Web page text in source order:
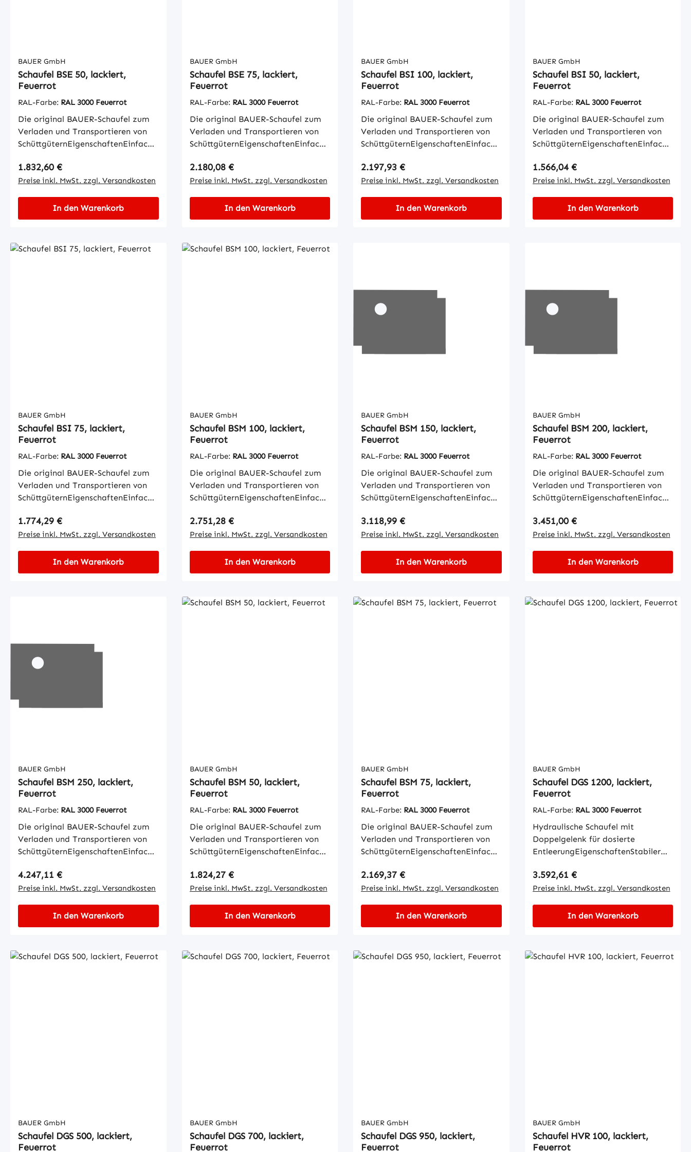
BAUER GmbH
Schaufel BSE 50, lackiert,
Feuerrot
RAL-Farbe: RAL 3000 Feuerrot
Die original BAUER-Schaufel zum
Verladen und Transportieren von
SchüttgüternEigenschaftenEinfache
in jeder Höhe per Seilzug vom
StaplersitzWannenblech mit
RandprofilSchürfleiste aus
SpezialstahlStabiler
unbeabsichtigtes Abrutschen und
AbkippenMechanisch
Regulärer Preis:
1.832,60 €
Preise inkl. MwSt. zzgl. Versandkosten
In den Warenkorb
BAUER GmbH
Schaufel BSE 75, lackiert,
Feuerrot
RAL-Farbe: RAL 3000 Feuerrot
Die original BAUER-Schaufel zum
Verladen und Transportieren von
SchüttgüternEigenschaftenEinfache
in jeder Höhe per Seilzug vom
StaplersitzWannenblech mit
RandprofilSchürfleiste aus
SpezialstahlStabiler
unbeabsichtigtes Abrutschen und
AbkippenMechanisch
Regulärer Preis:
2.180,08 €
Preise inkl. MwSt. zzgl. Versandkosten
In den Warenkorb
BAUER GmbH
Schaufel BSI 100, lackiert,
Feuerrot
RAL-Farbe: RAL 3000 Feuerrot
Die original BAUER-Schaufel zum
Verladen und Transportieren von
SchüttgüternEigenschaftenEinfache
in jeder Höhe per Seilzug vom
StaplersitzWannenblech mit
RandprofilSchürfleiste aus
SpezialstahlStabiler
Regulärer Preis:
2.197,93 €
Preise inkl. MwSt. zzgl. Versandkosten
In den Warenkorb
BAUER GmbH
Schaufel BSI 50, lackiert,
Feuerrot
RAL-Farbe: RAL 3000 Feuerrot
Die original BAUER-Schaufel zum
Verladen und Transportieren von
SchüttgüternEigenschaftenEinfache
in jeder Höhe per Seilzug vom
StaplersitzWannenblech mit
RandprofilSchürfleiste aus
SpezialstahlStabiler
Regulärer Preis:
1.566,04 €
Preise inkl. MwSt. zzgl. Versandkosten
In den Warenkorb
BAUER GmbH
Schaufel BSI 75, lackiert,
Feuerrot
RAL-Farbe: RAL 3000 Feuerrot
Die original BAUER-Schaufel zum
Verladen und Transportieren von
SchüttgüternEigenschaftenEinfache
in jeder Höhe per Seilzug vom
StaplersitzWannenblech mit
RandprofilSchürfleiste aus
SpezialstahlStabiler
Regulärer Preis:
1.774,29 €
Preise inkl. MwSt. zzgl. Versandkosten
In den Warenkorb
BAUER GmbH
Schaufel BSM 100, lackiert,
Feuerrot
RAL-Farbe: RAL 3000 Feuerrot
Die original BAUER-Schaufel zum
Verladen und Transportieren von
SchüttgüternEigenschaftenEinfache
in jeder Höhe per Seilzug vom
StaplersitzWannenblech mit
RandprofilSchürfleiste aus
SpezialstahlStabiler
unbeabsichtigtes Abrutschen und
AbkippenMechanisch, mit
Regulärer Preis:
2.751,28 €
Preise inkl. MwSt. zzgl. Versandkosten
In den Warenkorb
BAUER GmbH
Schaufel BSM 150, lackiert,
Feuerrot
RAL-Farbe: RAL 3000 Feuerrot
Die original BAUER-Schaufel zum
Verladen und Transportieren von
SchüttgüternEigenschaftenEinfache
in jeder Höhe per Seilzug vom
StaplersitzWannenblech mit
RandprofilSchürfleiste aus
SpezialstahlStabiler
unbeabsichtigtes Abrutschen und
AbkippenMechanisch, mit
Regulärer Preis:
3.118,99 €
Preise inkl. MwSt. zzgl. Versandkosten
In den Warenkorb
BAUER GmbH
Schaufel BSM 200, lackiert,
Feuerrot
RAL-Farbe: RAL 3000 Feuerrot
Die original BAUER-Schaufel zum
Verladen und Transportieren von
SchüttgüternEigenschaftenEinfache
in jeder Höhe per Seilzug vom
StaplersitzWannenblech mit
RandprofilSchürfleiste aus
SpezialstahlStabiler
unbeabsichtigtes Abrutschen und
AbkippenMechanisch, mit
Regulärer Preis:
3.451,00 €
Preise inkl. MwSt. zzgl. Versandkosten
In den Warenkorb
BAUER GmbH
Schaufel BSM 250, lackiert,
Feuerrot
RAL-Farbe: RAL 3000 Feuerrot
Die original BAUER-Schaufel zum
Verladen und Transportieren von
SchüttgüternEigenschaftenEinfache
in jeder Höhe per Seilzug vom
StaplersitzWannenblech mit
RandprofilSchürfleiste aus
SpezialstahlStabiler
unbeabsichtigtes Abrutschen und
AbkippenMechanisch, mit
Regulärer Preis:
4.247,11 €
Preise inkl. MwSt. zzgl. Versandkosten
In den Warenkorb
BAUER GmbH
Schaufel BSM 50, lackiert,
Feuerrot
RAL-Farbe: RAL 3000 Feuerrot
Die original BAUER-Schaufel zum
Verladen und Transportieren von
SchüttgüternEigenschaftenEinfache
in jeder Höhe per Seilzug vom
StaplersitzWannenblech mit
RandprofilSchürfleiste aus
SpezialstahlStabiler
unbeabsichtigtes Abrutschen und
AbkippenMechanisch, mit
Regulärer Preis:
1.824,27 €
Preise inkl. MwSt. zzgl. Versandkosten
In den Warenkorb
BAUER GmbH
Schaufel BSM 75, lackiert,
Feuerrot
RAL-Farbe: RAL 3000 Feuerrot
Die original BAUER-Schaufel zum
Verladen und Transportieren von
SchüttgüternEigenschaftenEinfache
in jeder Höhe per Seilzug vom
StaplersitzWannenblech mit
RandprofilSchürfleiste aus
SpezialstahlStabiler
unbeabsichtigtes Abrutschen und
AbkippenMechanisch, mit
Regulärer Preis:
2.169,37 €
Preise inkl. MwSt. zzgl. Versandkosten
In den Warenkorb
BAUER GmbH
Schaufel DGS 1200, lackiert,
Feuerrot
RAL-Farbe: RAL 3000 Feuerrot
Hydraulische Schaufel mit
Doppelgelenk für dosierte
EntleerungEigenschaftenStabiler
Schürfleiste aus
SpezialstahlGünstiger
rückkippbarKippvorgang erfolgt
über GabelstaplerhydraulikEinfache
GabelzinkenSicherung gegen
unbeabsichtigtes Abrutschen
Regulärer Preis:
3.592,61 €
Preise inkl. MwSt. zzgl. Versandkosten
In den Warenkorb
BAUER GmbH
Schaufel DGS 500, lackiert,
Feuerrot
BAUER GmbH
Schaufel DGS 700, lackiert,
Feuerrot
BAUER GmbH
Schaufel DGS 950, lackiert,
Feuerrot
BAUER GmbH
Schaufel HVR 100, lackiert,
Feuerrot